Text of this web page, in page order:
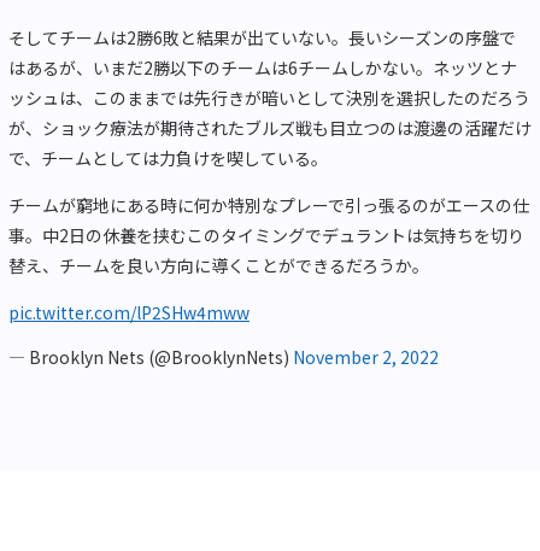
そしてチームは2勝6敗と結果が出ていない。長いシーズンの序盤で
はあるが、いまだ2勝以下のチームは6チームしかない。ネッツとナ
ッシュは、このままでは先行きが暗いとして決別を選択したのだろう
が、ショック療法が期待されたブルズ戦も目立つのは渡邊の活躍だけ
で、チームとしては力負けを喫している。
チームが窮地にある時に何か特別なプレーで引っ張るのがエースの仕
事。中2日の休養を挟むこのタイミングでデュラントは気持ちを切り
替え、チームを良い方向に導くことができるだろうか。
pic.twitter.com/lP2SHw4mww
— Brooklyn Nets (@BrooklynNets) November 2, 2022